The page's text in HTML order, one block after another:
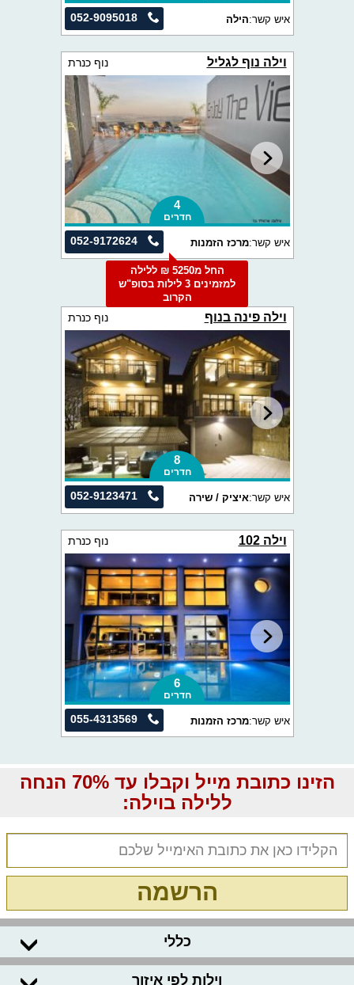
052-9095018 איש קשר:הילה
וילה נוף לגליל נוף כנרת
4
חדרים
052-9172624 איש קשר:מרכז הזמנות
החל מ5250 ₪ ללילה
למזמינים 3 לילות בסופ"ש
הקרוב
וילה פינה בנוף נוף כנרת
8
חדרים
052-9123471 איש קשר:איציק / שירה
וילה 102 נוף כנרת
6
חדרים
055-4313569 איש קשר:מרכז הזמנות
הזינו כתובת מייל וקבלו עד 70% הנחה
ללילה בוילה:
הרשמה
כללי
וילות לפי איזור